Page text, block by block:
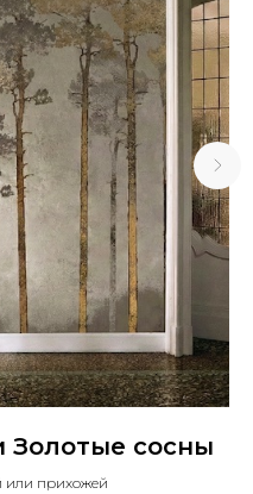
Золотые сосны
или прихожей